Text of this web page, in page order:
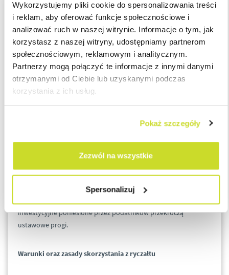
Wykorzystujemy pliki cookie do spersonalizowania treści
i reklam, aby oferować funkcje społecznościowe i
analizować ruch w naszej witrynie. Informacje o tym, jak
korzystasz z naszej witryny, udostępniamy partnerom
społecznościowym, reklamowym i analitycznym.
Partnerzy mogą połączyć te informacje z innymi danymi
otrzymanymi od Ciebie lub uzyskanymi podczas
korzystania z ich usług.
Pokaż szczegóły
Zezwól na wszystkie
Spersonalizuj
wydatków niezwiązanych z działalnością
gospodarczą,
zmiany wartości składników majątku,
nieujawnionych operacji gospodarczych, a w
przypadku podatnika, który zakończył stosowanie
tej formy opodatkowania (w tym w wyniku
przejęcia przez inny podmiot) – dochód ustalony
w wysokości sumy zysku netto osiągniętego w
każdym roku podatkowym stosowania tego
opodatkowania w części, w jakiej zysk ten nie był
wcześniej podzielonym zyskiem lub nie został
przeznaczony na pokrycie straty.
25%. Dla podmiotów o statusie małego podatnika stawka
podatku będzie wynosiła15%. Powyższe stawki będą mogły
inwestycyjne poniesione przez podatników przekroczą
ustawowe progi.
Warunki oraz zasady skorzystania z ryczałtu